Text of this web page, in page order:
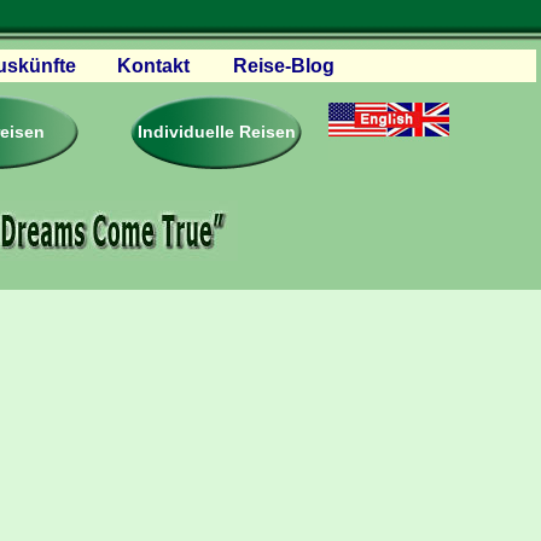
– Reviews
Firmen & Links
Kontakt Reise-Blog
Individuelle Reisen